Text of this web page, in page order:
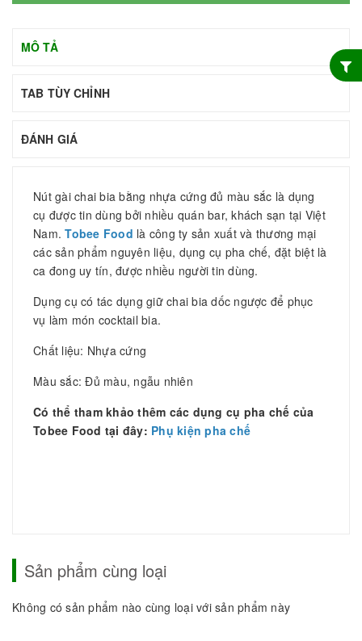
MÔ TẢ
TAB TÙY CHỈNH
ĐÁNH GIÁ
Nút gài chai bia bằng nhựa cứng đủ màu sắc là dụng
cụ được tin dùng bởi nhiều quán bar, khách sạn tại Việt
Nam.Tobee Food là công ty sản xuất và thương mại
các sản phẩm nguyên liệu, dụng cụ pha chế, đặt biệt là
ca đong uy tín, được nhiều người tin dùng.
Dụng cụ có tác dụng giữ chai bia dốc ngược để phục
vụ làm món cocktail bia.
Chất liệu: Nhựa cứng
Màu sắc: Đủ màu, ngẫu nhiên
Có thể tham khảo thêm các dụng cụ pha chế của
Tobee Food tại đây: Phụ kiện pha chế
Sản phẩm cùng loại
Không có sản phẩm nào cùng loại với sản phẩm này